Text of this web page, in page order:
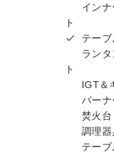
イン
ト
テー
ラン
ト
IGT＆
バーナ
焚火台
調理器
テー